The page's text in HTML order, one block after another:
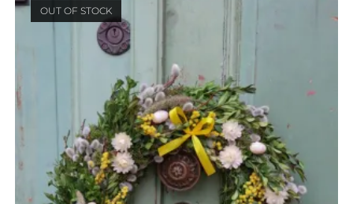
OUT OF STOCK